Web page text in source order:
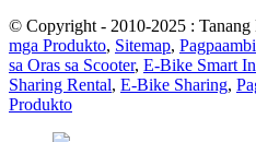
© Copyright - 2010-2025 : Tanang
mga Produkto, Sitemap,
sa Oras sa Scooter, E-Bike Smart
Sharing Rental, E-Bike Sharing,
Produkto